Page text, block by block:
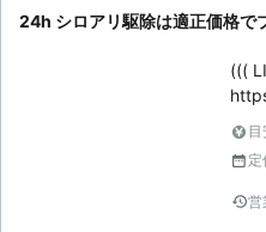
お
れ
に
れ
の
の
ー
埼玉県 飯能市 2016年10月23日
24h シロアリ駆除は適正価格で
(((
市
海
】 【シロアリ駆除】 適正価格でプロ
にお任
早
目
定
営